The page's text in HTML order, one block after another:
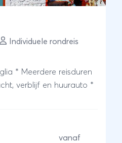
Individuele rondreis
* Meerdere reisduren
verblijf en huurauto *
vanaf